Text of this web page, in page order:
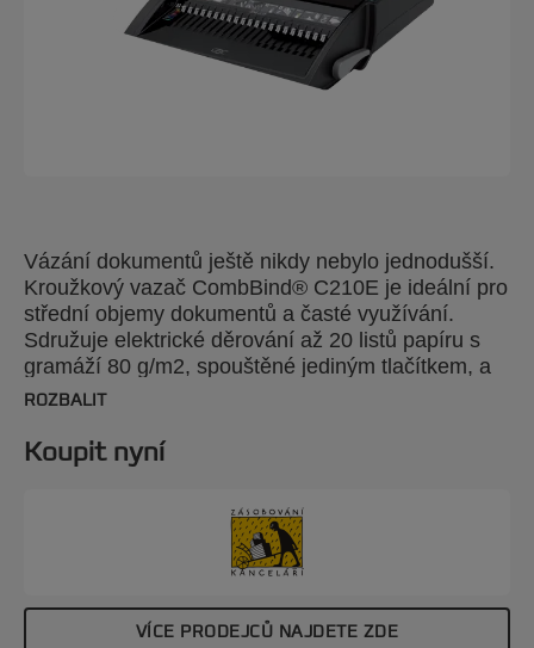
Vázání dokumentů ještě nikdy nebylo jednodušší.
Kroužkový vazač CombBind® C210E je ideální pro
střední objemy dokumentů a časté využívání.
Sdružuje elektrické děrování až 20 listů papíru s
gramáží 80 g/m2, spouštěné jediným tlačítkem, a
vázání až 450 listů s využitím hřbetů 51 mm.
zjednodušuje vázání. Systém barevného rozlišení
ProCombs zaručuje maximální produktivitu.
ROZBALIT
Koupit nyní
VÍCE PRODEJCŮ NAJDETE ZDE